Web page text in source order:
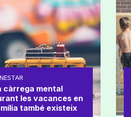
càrrega mental
les vacances en
també existeix